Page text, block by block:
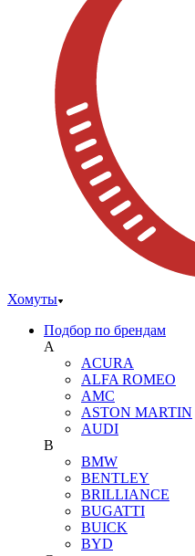
Хомуты
Подбор по брендам
A
ACURA
ALFA ROMEO
AMC
ASTON MARTIN
AUDI
B
BMW
BENTLEY
BRILLIANCE
BUGATTI
BUICK
BYD